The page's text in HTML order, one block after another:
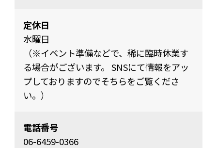
定休日
水曜日
（※イベント準備などで、稀に臨時休業す
る場合がございます。 SNSにて情報をアッ
プしておりますのでそちらをご覧くださ
い。）
電話番号
06-6459-0366